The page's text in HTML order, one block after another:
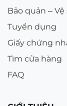
Bảo quản –
Tuyển dụng
Giấy chứng
Tìm cửa hàng
FAQ